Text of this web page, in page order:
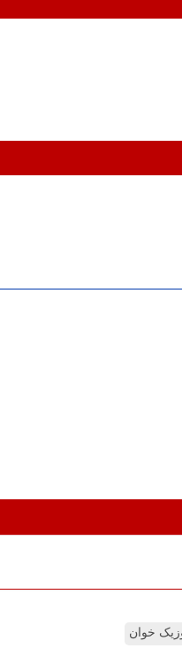
خوان